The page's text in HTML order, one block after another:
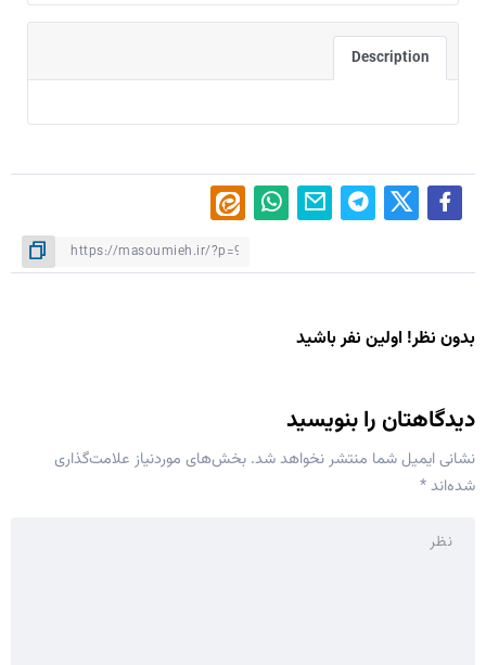
Description
بدون نظر! اولین نفر باشید
دیدگاهتان را بنویسید
نشانی ایمیل شما منتشر نخواهد شد. بخش‌های موردنیاز علامت‌گذاری
شده‌اند*